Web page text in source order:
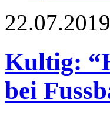
22.07.2019
Kultig:
bei